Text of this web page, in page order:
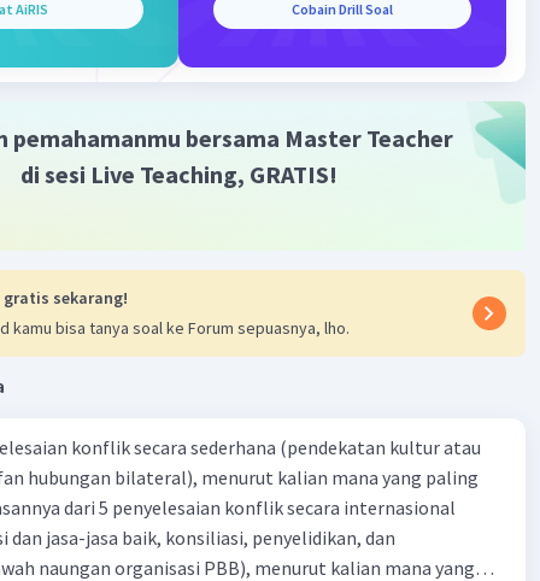
dan Status Sosial
: Gramofon merupakan salah satu
pada tahun 1877. Pada masanya, gramofon
tertentu, sehingga memiliki nilai historis dan seni
Tipe : Terdapat berbagai tipe gramofon, mulai dari
incaran kolektor. Beberapa model antik dapat
nilai jual yang sangat tinggi.
·5.0(1) Balas
Iklan
Level 100
09:03
terverifikasi
berbentuk terompet, dan terbuat dari logam
AiRIS Cobain Drill Soal
pemahamanmu bersama Master Teacher
di sesi Live Teaching, GRATIS!
gratis sekarang!
kamu bisa tanya soal ke Forum sepuasnya, lho.
konflik secara sederhana (pendekatan kultur atau
hubungan bilateral), menurut kalian mana yang paling
internasional
dan jasa-jasa baik, konsiliasi, penyelidikan, dan
naungan organisasi PBB), menurut kalian mana yang